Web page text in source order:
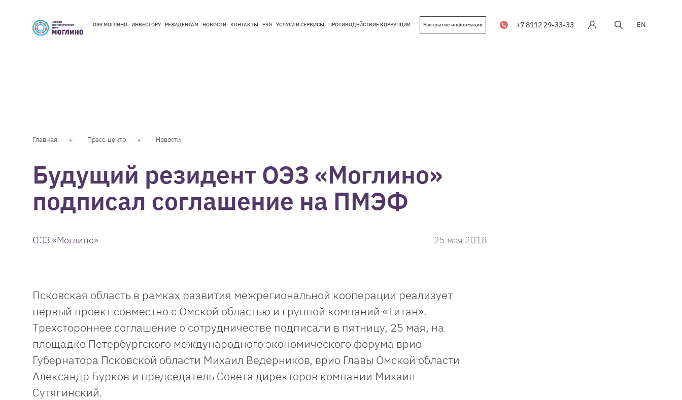
ОЭЗ МОГЛИНО ИНВЕСТОРУ РЕЗИДЕНТАМ НОВОСТИ КОНТАКТЫ ESG УСЛУГИ И СЕРВИСЫ ПРОТИВОДЕЙСТВИЕ КОРРУПЦИИ Раскрытие информации +7 8112 29-33-33 EN
Главная Пресс-центр Новости
Будущий резидент ОЭЗ «Моглино»
подписал соглашение на ПМЭФ
ОЭЗ «Моглино» 25 мая 2018
Псковская область в рамках развития межрегиональной кооперации реализует
первый проект совместно с Омской областью и группой компаний «Титан».
Трехстороннее соглашение о сотрудничестве подписали в пятницу, 25 мая, на
площадке Петербургского международного экономического форума врио
Губернатора Псковской области Михаил Ведерников, врио Главы Омской области
Александр Бурков и председатель Совета директоров компании Михаил
Сутягинский.